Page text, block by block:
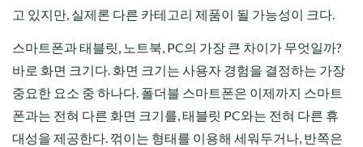
고 있지만, 실제론 다른 카테고리 제품이 될 가능성이 크다.
스마트폰과 태블릿, 노트북, PC의 가장 큰 차이가 무엇일까?
바로 화면 크기다. 화면 크기는 사용자 경험을 결정하는 가장
중요한 요소 중 하나다. 폴더블 스마트폰은 이제까지 스마트
폰과는 전혀 다른 화면 크기를, 태블릿 PC와는 전혀 다른 휴
대성을 제공한다. 꺾이는 형태를 이용해 세워두거나, 반쪽은